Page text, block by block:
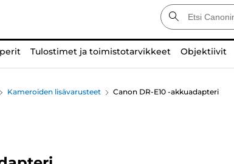
Tulostimet ja toimistotarvikkeet Objektiivit
Kameroiden lisävarusteet Canon DR-E10 -akkuadapteri